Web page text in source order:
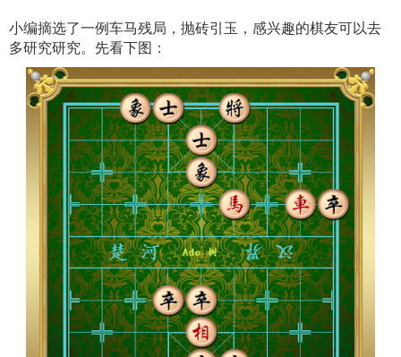
小编摘选了一例车马残局，抛砖引玉，感兴趣的棋友可以去
多研究研究。先看下图：